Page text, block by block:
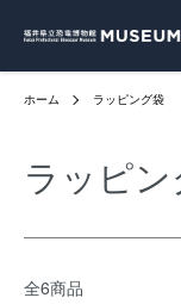
ホーム ラッピング袋
ラッピ
全6商品